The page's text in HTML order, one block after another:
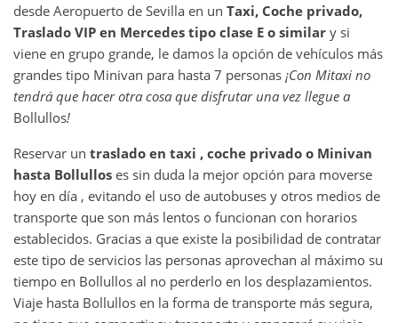
desde Aeropuerto de Sevilla en un Taxi, Coche privado,
Traslado VIP en Mercedes tipo clase E o similar y si
viene en grupo grande, le damos la opción de vehículos más
grandes tipo Minivan para hasta 7 personas ¡Con Mitaxi no
tendrá que hacer otra cosa que disfrutar una vez llegue a
Bollullos!
Reservar un traslado en taxi , coche privado o Minivan
hasta Bollullos es sin duda la mejor opción para moverse
hoy en día , evitando el uso de autobuses y otros medios de
transporte que son más lentos o funcionan con horarios
establecidos. Gracias a que existe la posibilidad de contratar
este tipo de servicios las personas aprovechan al máximo su
tiempo en Bollullos al no perderlo en los desplazamientos.
Viaje hasta Bollullos en la forma de transporte más segura,